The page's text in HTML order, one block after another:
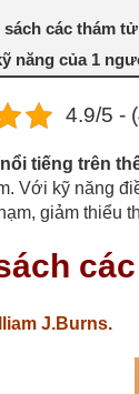
sách các thám
năng của 1
4.9/5 -
tiếng trên
Với kỹ năng
giảm thiểu
J.Burns.